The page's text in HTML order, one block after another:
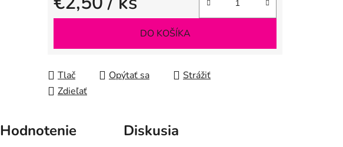
Jednotková cena:
DO KOŠÍKA
Tlač Opýtať sa
Strážiť
Zdieľať
Hodnotenie Diskusia